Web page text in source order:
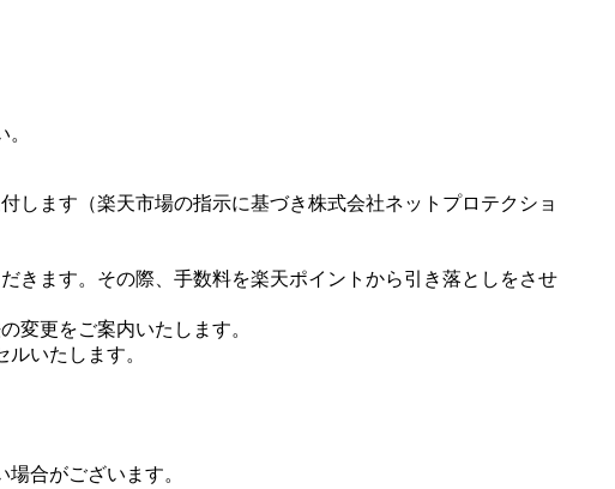
します（楽天市場の指示に基づき株式会社ネットプロテクショ
きます。その際、手数料を楽天ポイントから引き落としをさせ
変更をご案内いたします。
いたします。
合がございます。